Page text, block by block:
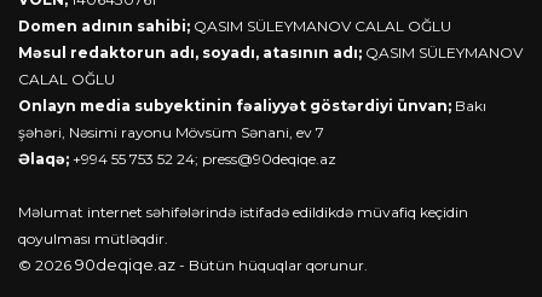
Domen adının sahibi; QASIM SÜLEYMANOV CALAL OĞLU
Məsul redaktorun adı, soyadı, atasının adı; QASIM SÜLEYMANOV
CALAL OĞLU
Onlayn media subyektinin fəaliyyət göstərdiyi ünvan; Bakı
şəhəri, Nəsimi rayonu Mövsüm Sənani, ev 7
Əlaqə; +994 55 753 52 24; press@90deqiqe.az
Məlumat internet səhifələrində istifadə edildikdə müvafiq keçidin
qoyulması mütləqdir.
© 2026 90deqiqe.az - Bütün hüquqlar qorunur.